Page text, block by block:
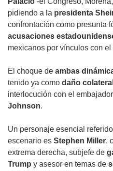
pidiendo a la presidenta
confrontación como presunta
acusaciones
mexicanos por vínculos con el
El choque de ambas
tenido ya como daño colateral
interlocución con el
Johnson.
Un personaje esencial
escenario es Stephen Miller,
extrema derecha, subjefe de
Trump y asesor en temas de